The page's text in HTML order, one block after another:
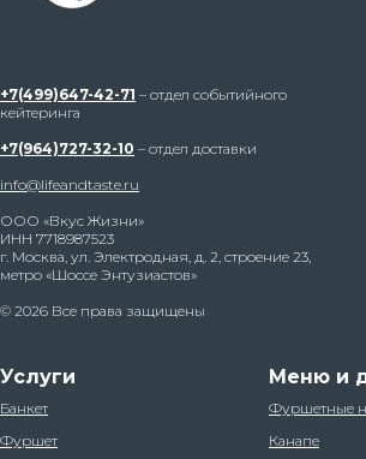
+7(499)647-42-71 – отдел событийного
кейтеринга
+7(964)727-32-10 – отдел доставки
info@lifeandtaste.ru
ООО «Вкус Жизни»
ИНН 7718987523
г. Москва, ул. Электродная, д. 2, строение 23,
метро «Шоссе Энтузиастов»
© 2026 Все права защищены
Услуги
Банкет
Фуршет
Меню и
Фуршетные
Канапе